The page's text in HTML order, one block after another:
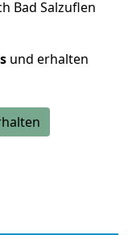
Bad Salzuflen
und erhalten